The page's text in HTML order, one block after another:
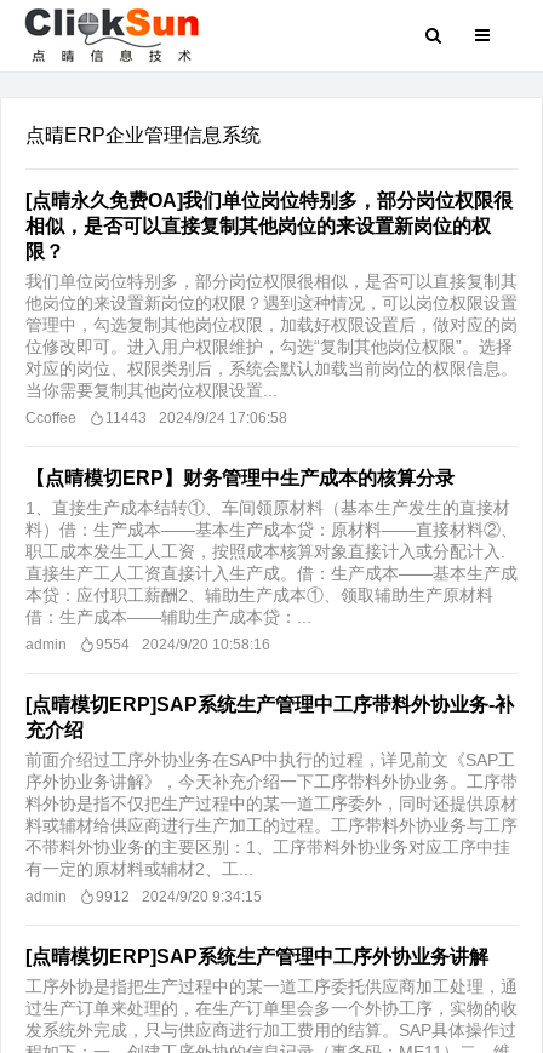
点晴ERP企业管理信息系统
[点晴永久免费OA]我们单位岗位特别多，部分岗位权限很
相似，是否可以直接复制其他岗位的来设置新岗位的权
限？
我们单位岗位特别多，部分岗位权限很相似，是否可以直接复制其
他岗位的来设置新岗位的权限？遇到这种情况，可以岗位权限设置
管理中，勾选复制其他岗位权限，加载好权限设置后，做对应的岗
位修改即可。进入用户权限维护，勾选“复制其他岗位权限”。选择
对应的岗位、权限类别后，系统会默认加载当前岗位的权限信息。
当你需要复制其他岗位权限设置...
Ccoffee 11443 2024/9/24 17:06:58
【点晴模切ERP】财务管理中生产成本的核算分录
1、直接生产成本结转①、车间领原材料（基本生产发生的直接材
料）借：生产成本——基本生产成本贷：原材料——直接材料②、
职工成本发生工人工资，按照成本核算对象直接计入或分配计入.
直接生产工人工资直接计入生产成。借：生产成本——基本生产成
本贷：应付职工薪酬2、辅助生产成本①、领取辅助生产原材料
借：生产成本——辅助生产成本贷：...
admin 9554 2024/9/20 10:58:16
[点晴模切ERP]SAP系统生产管理中工序带料外协业务-补
充介绍
前面介绍过工序外协业务在SAP中执行的过程，详见前文《SAP工
序外协业务讲解》，今天补充介绍一下工序带料外协业务。工序带
料外协是指不仅把生产过程中的某一道工序委外，同时还提供原材
料或辅材给供应商进行生产加工的过程。工序带料外协业务与工序
不带料外协业务的主要区别：1、工序带料外协业务对应工序中挂
有一定的原材料或辅材2、工...
admin 9912 2024/9/20 9:34:15
[点晴模切ERP]SAP系统生产管理中工序外协业务讲解
工序外协是指把生产过程中的某一道工序委托供应商加工处理，通
过生产订单来处理的，在生产订单里会多一个外协工序，实物的收
发系统外完成，只与供应商进行加工费用的结算。SAP具体操作过